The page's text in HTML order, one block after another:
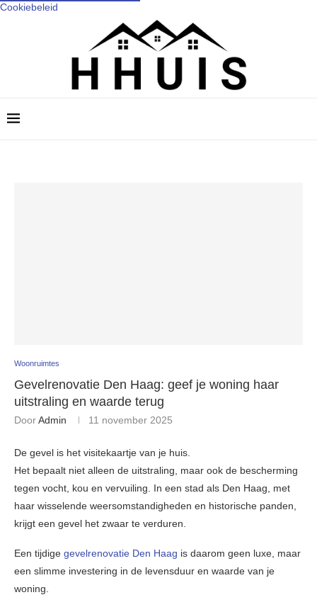
Cookiebeleid
Woonruimtes
Gevelrenovatie Den Haag: geef je woning haar
uitstraling en waarde terug
DoorAdmin 11 november 2025
De gevel is het visitekaartje van je huis.
Het bepaalt niet alleen de uitstraling, maar ook de bescherming
tegen vocht, kou en vervuiling. In een stad als Den Haag, met
haar wisselende weersomstandigheden en historische panden,
krijgt een gevel het zwaar te verduren.
Een tijdige gevelrenovatie Den Haag is daarom geen luxe, maar
een slimme investering in de levensduur en waarde van je
woning.